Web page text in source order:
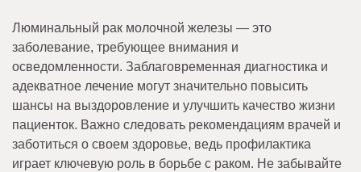
Люминальный рак молочной железы — это
заболевание, требующее внимания и
осведомленности. Заблаговременная диагностика и
адекватное лечение могут значительно повысить
шансы на выздоровление и улучшить качество жизни
пациенток. Важно следовать рекомендациям врачей и
заботиться о своем здоровье, ведь профилактика
играет ключевую роль в борьбе с раком. Не забывайте